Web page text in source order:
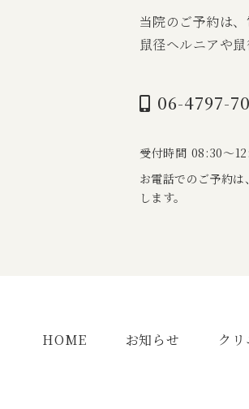
当院のご予約は
鼠径ヘルニアや
06-4797-
受付時間 08:30～
お電話でのご予約
します。
HOME お知らせ ク